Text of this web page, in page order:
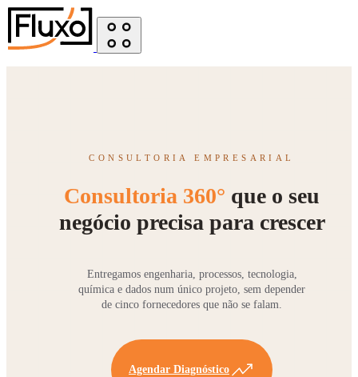
CONSULTORIA EMPRESARIAL
Consultoria 360° que o seu
negócio precisa para crescer
Entregamos engenharia, processos, tecnologia,
química e dados num único projeto, sem depender
de cinco fornecedores que não se falam.
Agendar Diagnóstico